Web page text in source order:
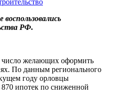
воспользовались
РФ.
число желающих оформить
По данным регионального
году орловцы
870 ипотек по сниженной